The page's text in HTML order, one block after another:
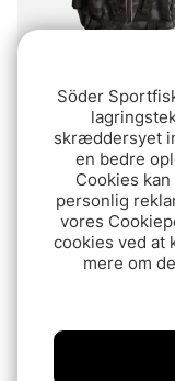
CWC - Backpack
539 DKK
Söder
skræddersyet
en bedre
Cookies
personlig
vores
cookies ved at
mere om